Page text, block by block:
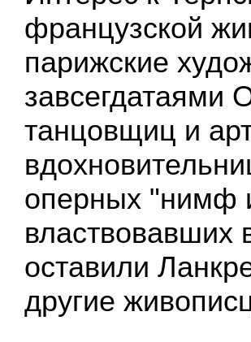
французской
парижские
завсегдатаями
танцовщиц и
оперных "нимф
властвовавших
оставили
другие